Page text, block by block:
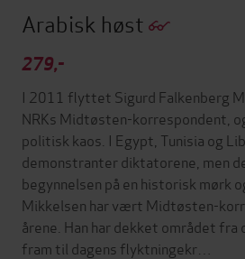
Arabisk høst
279,-
I 2011 flyttet Sigurd Falkenberg
NRKs Midtøsten-korrespondent,
politisk kaos. I Egypt, Tunisia og
demonstranter diktatorene, men
begynnelsen på en historisk mørk
Mikkelsen har vært Midtøsten-
årene. Han har dekket området fra
fram til dagens flyktningekr…